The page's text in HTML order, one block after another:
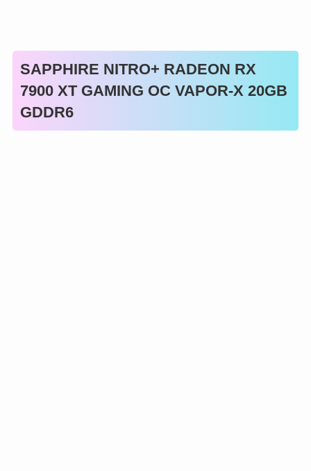
SAPPHIRE NITRO+ RADEON RX
7900 XT GAMING OC VAPOR-X 20GB
GDDR6